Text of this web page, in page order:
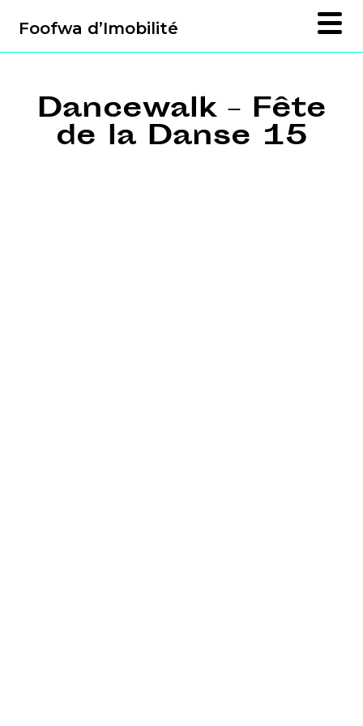
Foofwa d’Imobilité
Dancewalk – Fête
de la Danse 15